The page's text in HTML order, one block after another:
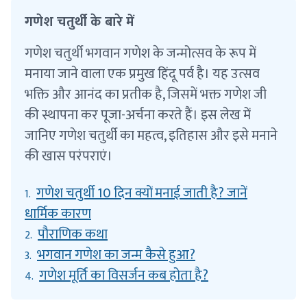
गणेश चतुर्थी के बारे में
गणेश चतुर्थी भगवान गणेश के जन्मोत्सव के रूप में
मनाया जाने वाला एक प्रमुख हिंदू पर्व है। यह उत्सव
भक्ति और आनंद का प्रतीक है, जिसमें भक्त गणेश जी
की स्थापना कर पूजा-अर्चना करते हैं। इस लेख में
जानिए गणेश चतुर्थी का महत्व, इतिहास और इसे मनाने
की खास परंपराएं।
1. गणेश चतुर्थी 10 दिन क्यों मनाई जाती है? जानें
धार्मिक कारण
2. पौराणिक कथा
3. भगवान गणेश का जन्म कैसे हुआ?
4. गणेश मूर्ति का विसर्जन कब होता है?